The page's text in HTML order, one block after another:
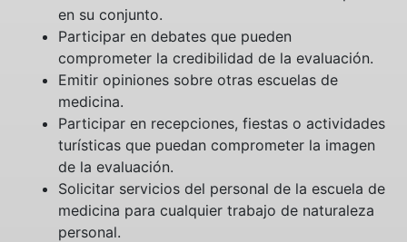
en su conjunto.
Participar en debates que pueden
comprometer la credibilidad de la evaluación.
Emitir opiniones sobre otras escuelas de
medicina.
Participar en recepciones, fiestas o actividades
turísticas que puedan comprometer la imagen
de la evaluación.
Solicitar servicios del personal de la escuela de
medicina para cualquier trabajo de naturaleza
personal.